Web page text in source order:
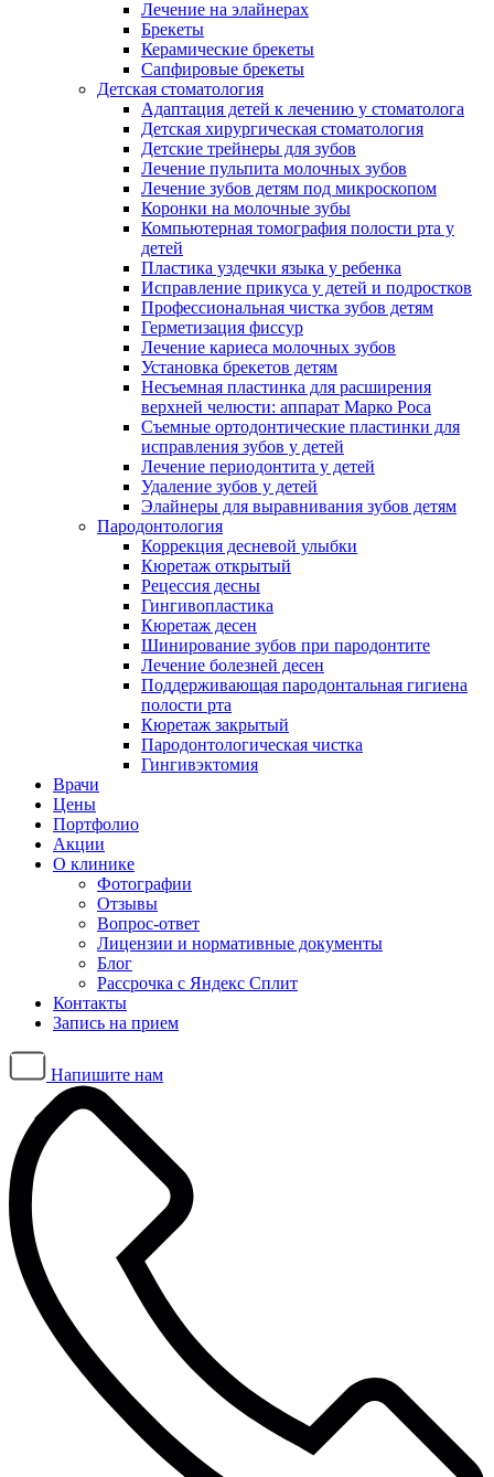
Лечение на элайнерах
Брекеты
Керамические брекеты
Сапфировые брекеты
Детская стоматология
Адаптация детей к лечению у стоматолога
Детская хирургическая стоматология
Детские трейнеры для зубов
Лечение пульпита молочных зубов
Лечение зубов детям под микроскопом
Коронки на молочные зубы
Компьютерная томография полости рта у
детей
Пластика уздечки языка у ребенка
Исправление прикуса у детей и подростков
Профессиональная чистка зубов детям
Герметизация фиссур
Лечение кариеса молочных зубов
Установка брекетов детям
Несъемная пластинка для расширения
верхней челюсти: аппарат Марко Роса
Съемные ортодонтические пластинки для
исправления зубов у детей
Лечение периодонтита у детей
Удаление зубов у детей
Элайнеры для выравнивания зубов детям
Пародонтология
Коррекция десневой улыбки
Кюретаж открытый
Рецессия десны
Гингивопластика
Кюретаж десен
Шинирование зубов при пародонтите
Лечение болезней десен
Поддерживающая пародонтальная гигиена
полости рта
Кюретаж закрытый
Пародонтологическая чистка
Гингивэктомия
Врачи
Цены
Портфолио
Акции
О клинике
Фотографии
Отзывы
Вопрос-ответ
Лицензии и нормативные документы
Блог
Рассрочка с Яндекс Сплит
Контакты
Запись на прием
Напишите нам